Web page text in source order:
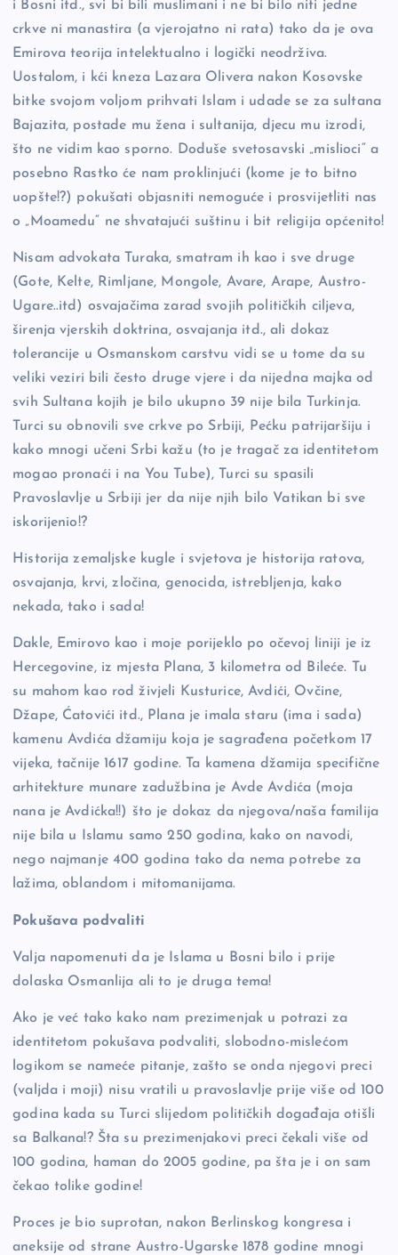
i Bosni itd., svi bi bili muslimani i ne bi bilo niti jedne
crkve ni manastira (a vjerojatno ni rata) tako da je ova
Emirova teorija intelektualno i logički neodrživa.
Uostalom, i kći kneza Lazara Olivera nakon Kosovske
bitke svojom voljom prihvati Islam i udade se za sultana
Bajazita, postade mu žena i sultanija, djecu mu izrodi,
što ne vidim kao sporno. Doduše svetosavski „mislioci“ a
posebno Rastko će nam proklinjući (kome je to bitno
uopšte!?) pokušati objasniti nemoguće i prosvijetliti nas
o „Moamedu“ ne shvatajući suštinu i bit religija općenito!
Nisam advokata Turaka, smatram ih kao i sve druge
(Gote, Kelte, Rimljane, Mongole, Avare, Arape, Austro-
Ugare..itd) osvajačima zarad svojih političkih ciljeva,
širenja vjerskih doktrina, osvajanja itd., ali dokaz
tolerancije u Osmanskom carstvu vidi se u tome da su
veliki veziri bili često druge vjere i da nijedna majka od
svih Sultana kojih je bilo ukupno 39 nije bila Turkinja.
Turci su obnovili sve crkve po Srbiji, Pećku patrijaršiju i
kako mnogi učeni Srbi kažu (to je tragač za identitetom
mogao pronaći i na You Tube), Turci su spasili
Pravoslavlje u Srbiji jer da nije njih bilo Vatikan bi sve
iskorijenio!?
Historija zemaljske kugle i svjetova je historija ratova,
osvajanja, krvi, zločina, genocida, istrebljenja, kako
nekada, tako i sada!
Dakle, Emirovo kao i moje porijeklo po očevoj liniji je iz
Hercegovine, iz mjesta Plana, 3 kilometra od Bileće. Tu
su mahom kao rod živjeli Kusturice, Avdići, Ovčine,
Džape, Ćatovići itd., Plana je imala staru (ima i sada)
kamenu Avdića džamiju koja je sagrađena početkom 17
vijeka, tačnije 1617 godine. Ta kamena džamija specifične
arhitekture munare zadužbina je Avde Avdića (moja
nana je Avdićka!!) što je dokaz da njegova/naša familija
nije bila u Islamu samo 250 godina, kako on navodi,
nego najmanje 400 godina tako da nema potrebe za
lažima, oblandom i mitomanijama.
Pokušava podvaliti
Valja napomenuti da je Islama u Bosni bilo i prije
dolaska Osmanlija ali to je druga tema!
Ako je već tako kako nam prezimenjak u potrazi za
identitetom pokušava podvaliti, slobodno-mislećom
logikom se nameće pitanje, zašto se onda njegovi preci
(valjda i moji) nisu vratili u pravoslavlje prije više od 100
godina kada su Turci slijedom političkih događaja otišli
sa Balkana!? Šta su prezimenjakovi preci čekali više od
100 godina, haman do 2005 godine, pa šta je i on sam
čekao tolike godine!
Proces je bio suprotan, nakon Berlinskog kongresa i
aneksije od strane Austro-Ugarske 1878 godine mnogi